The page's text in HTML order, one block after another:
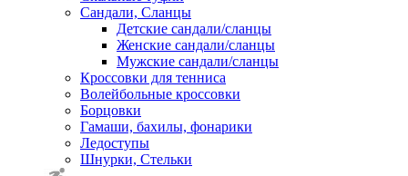
Сандали, Сланцы
Детские сандали/сланцы
Женские сандали/сланцы
Мужские сандали/сланцы
Кроссовки для тенниса
Волейбольные кроссовки
Борцовки
Гамаши, бахилы, фонарики
Ледоступы
Шнурки, Стельки